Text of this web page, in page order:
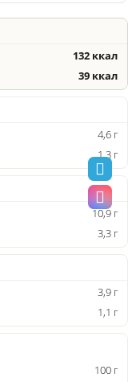
132 ккал
39 ккал
4,6 г
1,3 г
10,9 г
3,3 г
3,9 г
1,1 г
100 г